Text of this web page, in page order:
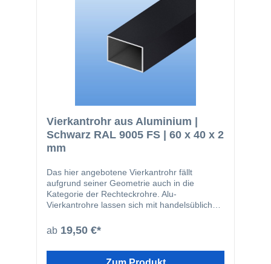
Vierkantrohr aus Aluminium |
Schwarz RAL 9005 FS | 60 x 40 x 2
mm
Das hier angebotene Vierkantrohr fällt
aufgrund seiner Geometrie auch in die
Kategorie der Rechteckrohre. Alu-
Vierkantrohre lassen sich mit handelsüblichen
Das Material wird beispielsweise in den
folgenden Bereichen eingesetzt: Fensterbau
Geländerbau Fassadenbau Im Bereich von
ab 19,50 €*